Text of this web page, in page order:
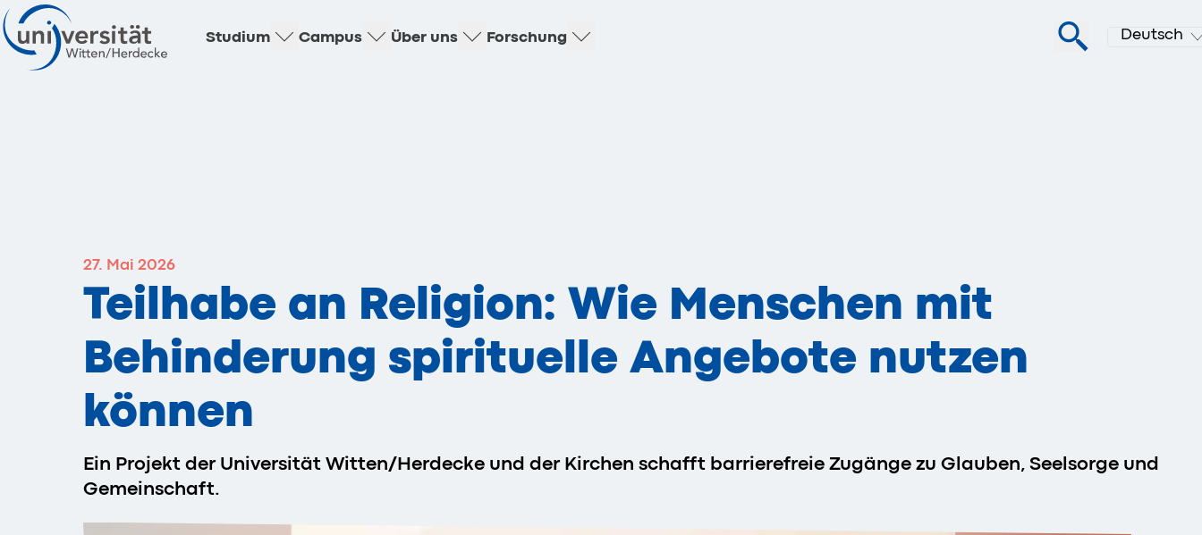
Studium Campus Über uns Forschung Deutsch
27. Mai 2026
Teilhabe an Religion: Wie Menschen mit
Behinderung spirituelle Angebote nutzen
können
Ein Projekt der Universität Witten/Herdecke und der Kirchen schafft barrierefreie Zugänge zu Glauben, Seelsorge und
Gemeinschaft.